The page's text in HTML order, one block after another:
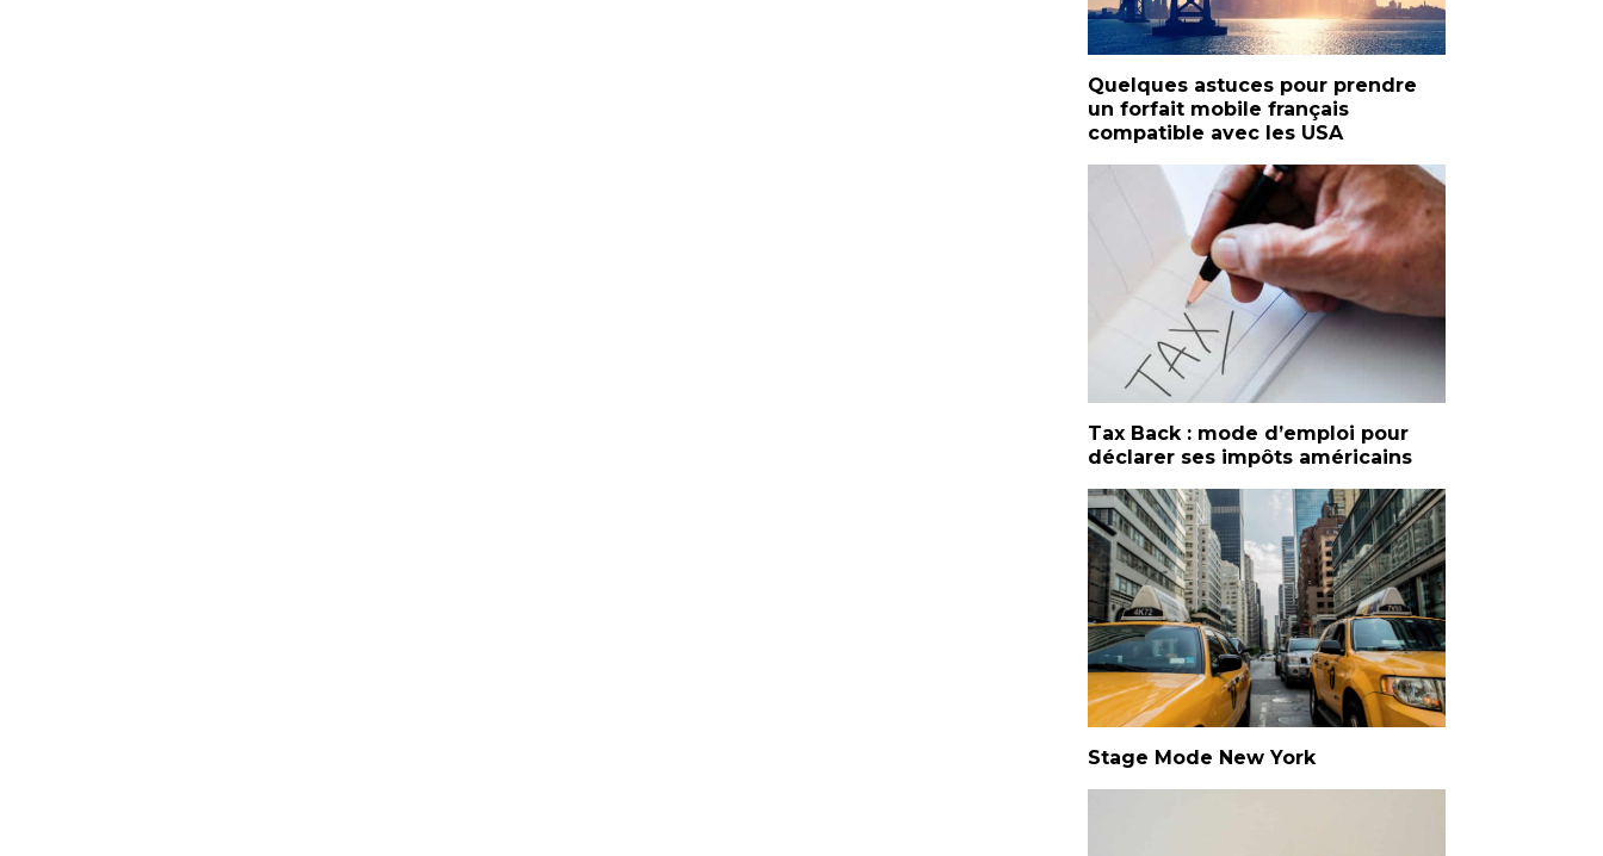
Quelques astuces pour prendre
un forfait mobile français
compatible avec les USA
Tax Back : mode d’emploi pour
déclarer ses impôts américains
Stage Mode New York